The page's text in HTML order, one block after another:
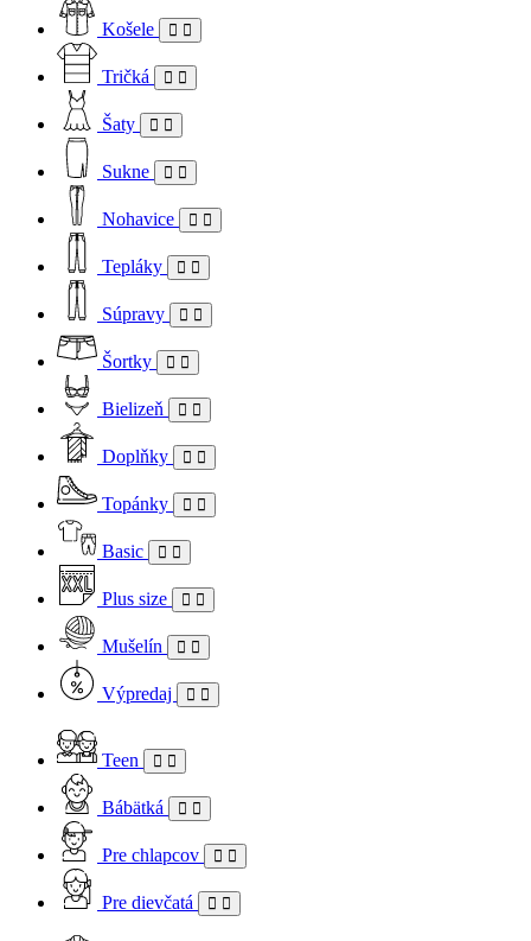
Košele
Tričká
Šaty
Sukne
Nohavice
Tepláky
Súpravy
Šortky
Bielizeň
Doplňky
Topánky
Basic
Plus size
Mušelín
Výpredaj
Teen
Bábätká
Pre chlapcov
Pre dievčatá